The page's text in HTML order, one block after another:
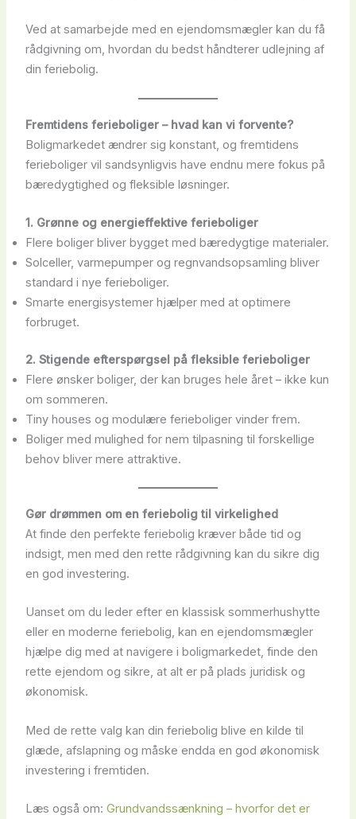
Ved at samarbejde med en ejendomsmægler kan du få
rådgivning om, hvordan du bedst håndterer udlejning af
din feriebolig.
Fremtidens ferieboliger – hvad kan vi forvente?
Boligmarkedet ændrer sig konstant, og fremtidens
ferieboliger vil sandsynligvis have endnu mere fokus på
bæredygtighed og fleksible løsninger.
1. Grønne og energieffektive ferieboliger
Flere boliger bliver bygget med bæredygtige materialer.
Solceller, varmepumper og regnvandsopsamling bliver
standard i nye ferieboliger.
Smarte energisystemer hjælper med at optimere
forbruget.
2. Stigende efterspørgsel på fleksible ferieboliger
Flere ønsker boliger, der kan bruges hele året – ikke kun
om sommeren.
Tiny houses og modulære ferieboliger vinder frem.
Boliger med mulighed for nem tilpasning til forskellige
behov bliver mere attraktive.
Gør drømmen om en feriebolig til virkelighed
At finde den perfekte feriebolig kræver både tid og
indsigt, men med den rette rådgivning kan du sikre dig
en god investering.
Uanset om du leder efter en klassisk sommerhushytte
eller en moderne feriebolig, kan en ejendomsmægler
hjælpe dig med at navigere i boligmarkedet, finde den
rette ejendom og sikre, at alt er på plads juridisk og
økonomisk.
Med de rette valg kan din feriebolig blive en kilde til
glæde, afslapning og måske endda en god økonomisk
investering i fremtiden.
Læs også om: Grundvandssænkning – hvorfor det er